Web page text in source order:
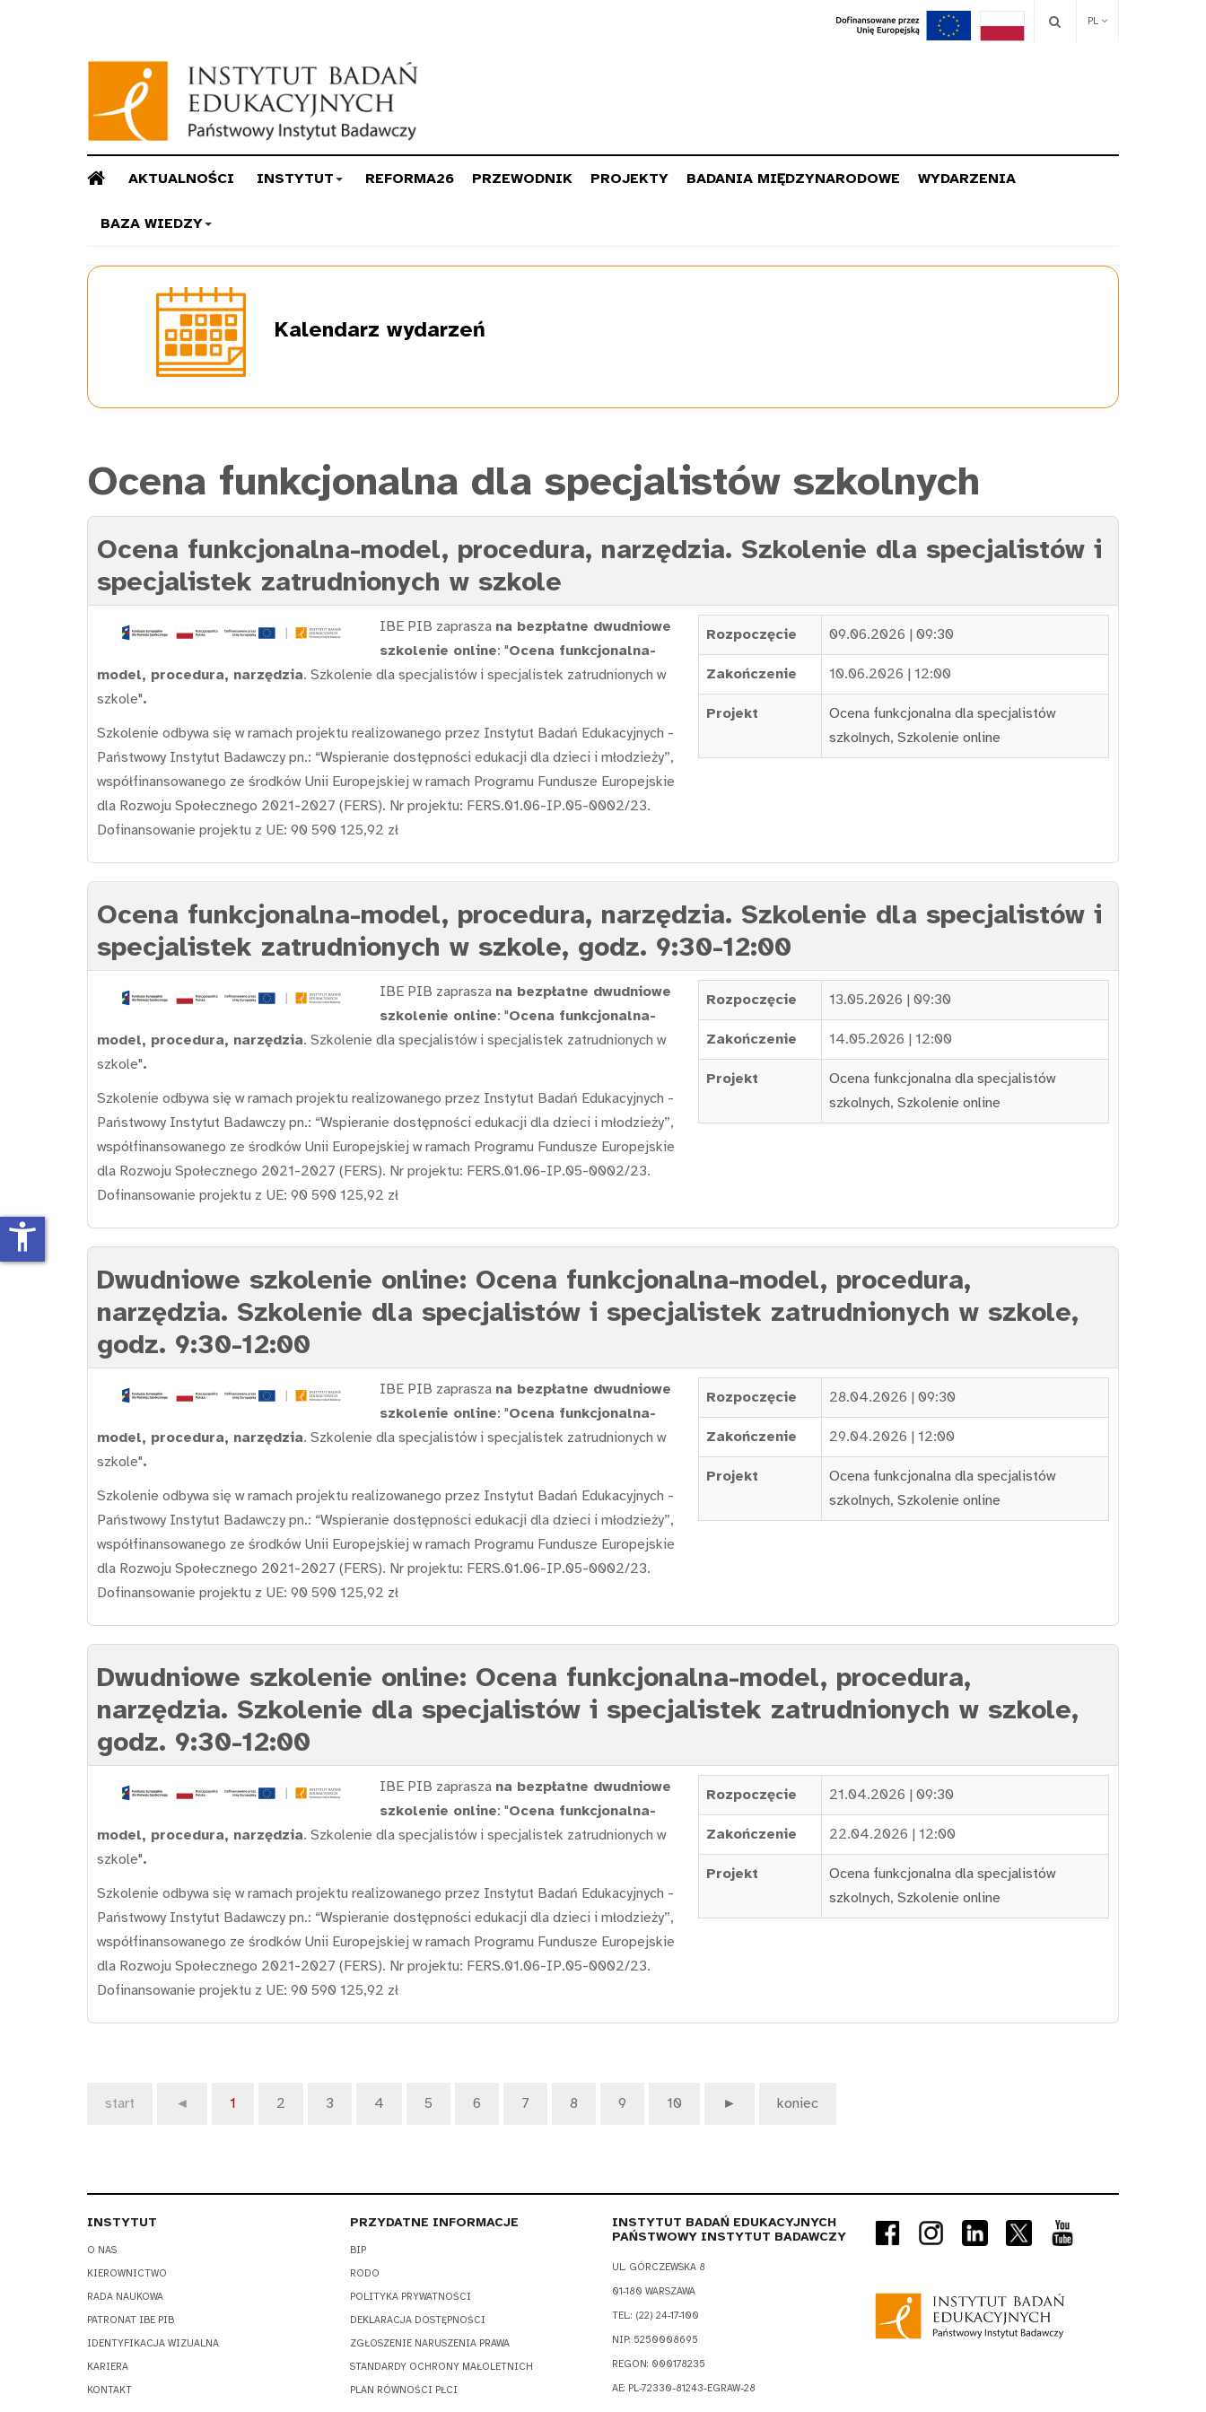
PL
AKTUALNOŚCI INSTYTUT REFORMA26 PRZEWODNIK PROJEKTY BADANIA MIĘDZYNARODOWE WYDARZENIA
BAZA WIEDZY
Kalendarz wydarzeń
Ocena funkcjonalna dla specjalistów szkolnych
Ocena funkcjonalna-model, procedura, narzędzia. Szkolenie dla specjalistów i
specjalistek zatrudnionych w szkole
IBE PIB zaprasza na bezpłatne dwudniowe
szkolenie online: "Ocena funkcjonalna-
model, procedura, narzędzia. Szkolenie dla specjalistów i specjalistek zatrudnionych w
szkole".
Szkolenie odbywa się w ramach projektu realizowanego przez Instytut Badań Edukacyjnych -
Państwowy Instytut Badawczy pn.: “Wspieranie dostępności edukacji dla dzieci i młodzieży”,
współfinansowanego ze środków Unii Europejskiej w ramach Programu Fundusze Europejskie
dla Rozwoju Społecznego 2021-2027 (FERS). Nr projektu: FERS.01.06-IP.05-0002/23.
Dofinansowanie projektu z UE: 90 590 125,92 zł
Rozpoczęcie 09.06.2026 | 09:30
Zakończenie 10.06.2026 | 12:00
Projekt
Ocena funkcjonalna dla specjalistów
szkolnych, Szkolenie online
Ocena funkcjonalna-model, procedura, narzędzia. Szkolenie dla specjalistów i
specjalistek zatrudnionych w szkole, godz. 9:30-12:00
IBE PIB zaprasza na bezpłatne dwudniowe
szkolenie online: "Ocena funkcjonalna-
model, procedura, narzędzia. Szkolenie dla specjalistów i specjalistek zatrudnionych w
szkole".
Szkolenie odbywa się w ramach projektu realizowanego przez Instytut Badań Edukacyjnych -
Państwowy Instytut Badawczy pn.: “Wspieranie dostępności edukacji dla dzieci i młodzieży”,
współfinansowanego ze środków Unii Europejskiej w ramach Programu Fundusze Europejskie
dla Rozwoju Społecznego 2021-2027 (FERS). Nr projektu: FERS.01.06-IP.05-0002/23.
Dofinansowanie projektu z UE: 90 590 125,92 zł
Rozpoczęcie 13.05.2026 | 09:30
Zakończenie 14.05.2026 | 12:00
Projekt
Ocena funkcjonalna dla specjalistów
szkolnych, Szkolenie online
Dwudniowe szkolenie online: Ocena funkcjonalna-model, procedura,
narzędzia. Szkolenie dla specjalistów i specjalistek zatrudnionych w szkole,
godz. 9:30-12:00
IBE PIB zaprasza na bezpłatne dwudniowe
szkolenie online: "Ocena funkcjonalna-
model, procedura, narzędzia. Szkolenie dla specjalistów i specjalistek zatrudnionych w
szkole".
Szkolenie odbywa się w ramach projektu realizowanego przez Instytut Badań Edukacyjnych -
Państwowy Instytut Badawczy pn.: “Wspieranie dostępności edukacji dla dzieci i młodzieży”,
współfinansowanego ze środków Unii Europejskiej w ramach Programu Fundusze Europejskie
dla Rozwoju Społecznego 2021-2027 (FERS). Nr projektu: FERS.01.06-IP.05-0002/23.
Dofinansowanie projektu z UE: 90 590 125,92 zł
Rozpoczęcie 28.04.2026 | 09:30
Zakończenie 29.04.2026 | 12:00
Projekt
Ocena funkcjonalna dla specjalistów
szkolnych, Szkolenie online
Dwudniowe szkolenie online: Ocena funkcjonalna-model, procedura,
narzędzia. Szkolenie dla specjalistów i specjalistek zatrudnionych w szkole,
godz. 9:30-12:00
IBE PIB zaprasza na bezpłatne dwudniowe
szkolenie online: "Ocena funkcjonalna-
model, procedura, narzędzia. Szkolenie dla specjalistów i specjalistek zatrudnionych w
szkole".
Szkolenie odbywa się w ramach projektu realizowanego przez Instytut Badań Edukacyjnych -
Państwowy Instytut Badawczy pn.: “Wspieranie dostępności edukacji dla dzieci i młodzieży”,
współfinansowanego ze środków Unii Europejskiej w ramach Programu Fundusze Europejskie
dla Rozwoju Społecznego 2021-2027 (FERS). Nr projektu: FERS.01.06-IP.05-0002/23.
Dofinansowanie projektu z UE: 90 590 125,92 zł
Rozpoczęcie 21.04.2026 | 09:30
Zakończenie 22.04.2026 | 12:00
Projekt
Ocena funkcjonalna dla specjalistów
szkolnych, Szkolenie online
start ◄ 1 2 3 4 5 6 7 8 9 10 ► koniec
INSTYTUT
O NAS
KIEROWNICTWO
RADA NAUKOWA
PATRONAT IBE PIB
IDENTYFIKACJA WIZUALNA
KARIERA
KONTAKT
PRZYDATNE INFORMACJE
BIP
RODO
POLITYKA PRYWATNOŚCI
DEKLARACJA DOSTĘPNOŚCI
ZGŁOSZENIE NARUSZENIA PRAWA
STANDARDY OCHRONY MAŁOLETNICH
PLAN RÓWNOŚCI PŁCI
INSTYTUT BADAŃ EDUKACYJNYCH
PAŃSTWOWY INSTYTUT BADAWCZY
UL. GÓRCZEWSKA 8
01-180 WARSZAWA
TEL.: (22) 24-17-100
NIP: 5250008695
REGON: 000178235
AE: PL-72330-81243-EGRAW-28
accessibility_new